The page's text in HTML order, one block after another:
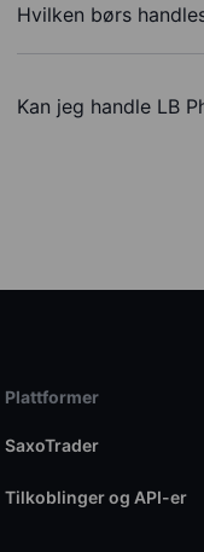
Hvilken børs
Kan jeg handle LB
Plattformer
SaxoTrader
Tilkoblinger og API-er